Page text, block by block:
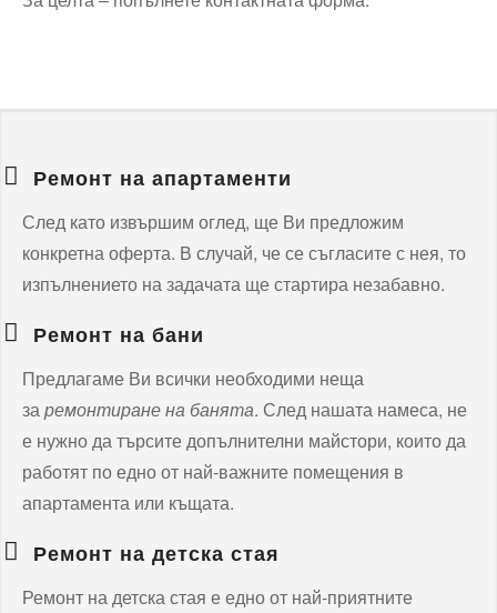
Ремонт на апартаменти
След като извършим оглед, ще Ви предложим
конкретна оферта. В случай, че се съгласите с нея, то
изпълнението на задачата ще стартира незабавно.
Ремонт на бани
Предлагаме Ви всички необходими неща
заремонтиране на банята. След нашата намеса, не
е нужно да търсите допълнителни майстори, които да
работят по едно от най-важните помещения в
апартамента или къщата.
Ремонт на детска стая
Ремонт на детска стая е едно от най-приятните